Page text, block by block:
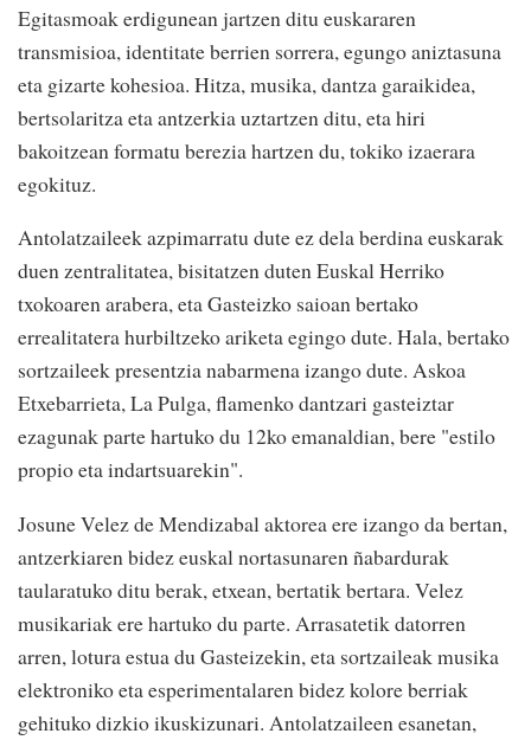
Egitasmoak erdigunean jartzen ditu euskararen
transmisioa, identitate berrien sorrera, egungo aniztasuna
eta gizarte kohesioa. Hitza, musika, dantza garaikidea,
bertsolaritza eta antzerkia uztartzen ditu, eta hiri
bakoitzean formatu berezia hartzen du, tokiko izaerara
egokituz.
Antolatzaileek azpimarratu dute ez dela berdina euskarak
duen zentralitatea, bisitatzen duten Euskal Herriko
txokoaren arabera, eta Gasteizko saioan bertako
errealitatera hurbiltzeko ariketa egingo dute. Hala, bertako
sortzaileek presentzia nabarmena izango dute. Askoa
Etxebarrieta, La Pulga, flamenko dantzari gasteiztar
ezagunak parte hartuko du 12ko emanaldian, bere "estilo
propio eta indartsuarekin".
Josune Velez de Mendizabal aktorea ere izango da bertan,
antzerkiaren bidez euskal nortasunaren ñabardurak
taularatuko ditu berak, etxean, bertatik bertara. Velez
musikariak ere hartuko du parte. Arrasatetik datorren
arren, lotura estua du Gasteizekin, eta sortzaileak musika
elektroniko eta esperimentalaren bidez kolore berriak
gehituko dizkio ikuskizunari. Antolatzaileen esanetan,